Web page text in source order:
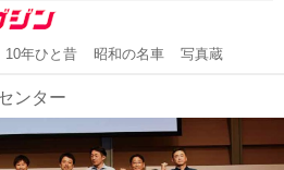
10年ひと昔 昭和の名車 写真蔵
ンター